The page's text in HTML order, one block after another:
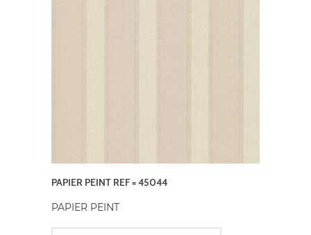
PAPIER PEINT REF = 45044
PAPIER PEINT